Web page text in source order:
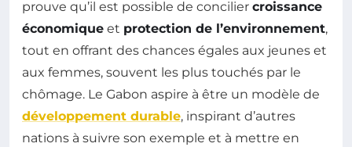
prouve qu’il est possible de concilier croissance
économique et protection de l’environnement,
tout en offrant des chances égales aux jeunes et
aux femmes, souvent les plus touchés par le
chômage. Le Gabon aspire à être un modèle de
développement durable, inspirant d’autres
nations à suivre son exemple et à mettre en